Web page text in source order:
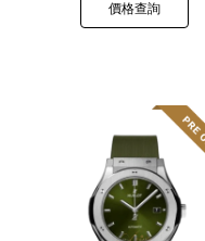
價格查詢